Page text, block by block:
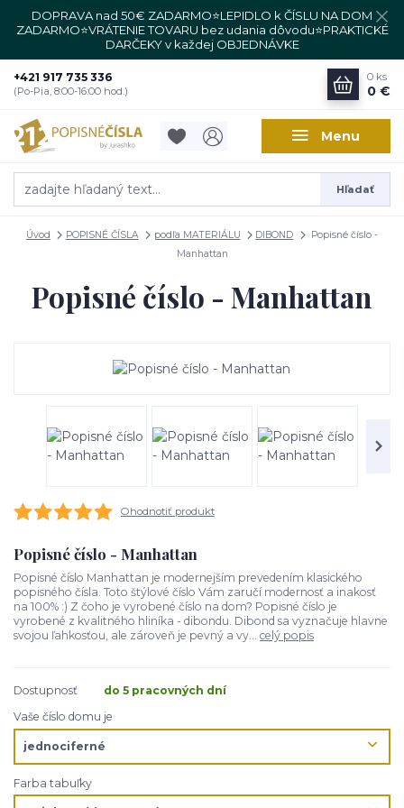
DOPRAVA nad 50€ ZADARMO⭐LEPIDLO k ČÍSLU NA DOM
ZADARMO⭐VRÁTENIE TOVARU bez udania dôvodu⭐PRAKTICKÉ
DARČEKY v každej OBJEDNÁVKE
Menu
Hľadať
+421 917 735 336
(Po-Pia, 8:00-16:00 hod.)
0 ks
0 €
Úvod POPISNÉ ČÍSLA podľa MATERIÁLU DIBOND
Popisné číslo -
Manhattan
Popisné číslo - Manhattan
Ohodnotiť produkt
Popisné číslo - Manhattan
Popisné číslo Manhattan je modernejším prevedením klasického
popisného čísla. Toto štýlové číslo Vám zaručí modernosť a inakosť
na 100% :) Z čoho je vyrobené číslo na dom? Popisné číslo je
vyrobené z kvalitného hliníka - dibondu. Dibond sa vyznačuje hlavne
svojou ľahkosťou, ale zároveň je pevný a vy... celý popis
Dostupnosť
do 5 pracovných dní
Vaše číslo domu je
Farba tabuľky